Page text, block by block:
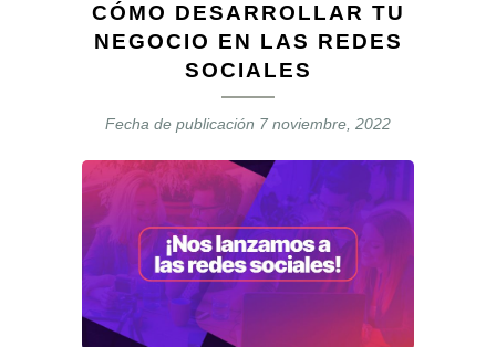
CÓMO DESARROLLAR TU
NEGOCIO EN LAS REDES
SOCIALES
Fecha de publicación 7 noviembre, 2022